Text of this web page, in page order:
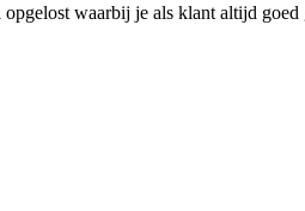
opgelost waarbij je als klant altijd